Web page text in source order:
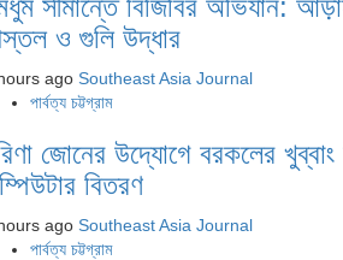
ও গুলি উদ্ধার
ago Southeast Asia Journal
পার্বত্য চট্টগ্রাম
জোনের উদ্যোগে বরকলের খুব্বাং
বিতরণ
ago Southeast Asia Journal
পার্বত্য চট্টগ্রাম